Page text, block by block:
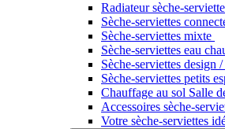
Radiateur sèche-
Sèche-serviettes
Sèche-serviettes mixte
Sèche-serviettes eau
Sèche-serviettes design
Sèche-serviettes petits
Chauffage au sol Salle
Accessoires sèche-
Votre sèche-serviettes